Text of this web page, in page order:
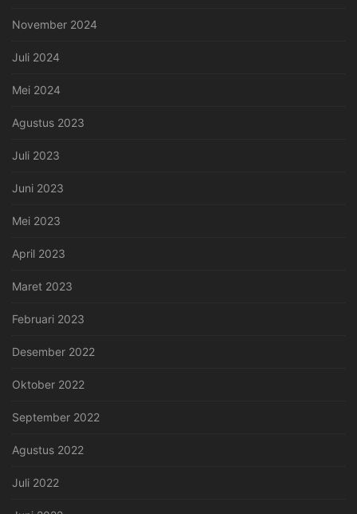
November 2024
Juli 2024
Mei 2024
Agustus 2023
Juli 2023
Juni 2023
Mei 2023
April 2023
Maret 2023
Februari 2023
Desember 2022
Oktober 2022
September 2022
Agustus 2022
Juli 2022